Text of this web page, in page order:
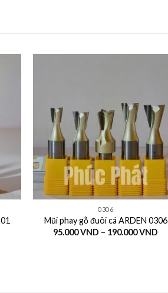
0306
Mũi phay gỗ đuôi cá ARDEN 0306
95.000VND – 190.000VND